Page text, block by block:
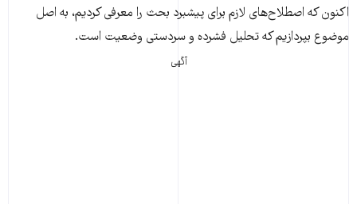
اکنون که اصطلاح‌های لازم برای پیشبرد بحث را معرفی کردیم، به اصل
موضوع بپردازیم که تحلیل فشرده و سردستی وضعیت است.
آگهی